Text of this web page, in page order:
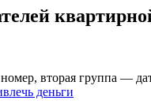
вторая группа —
деньги